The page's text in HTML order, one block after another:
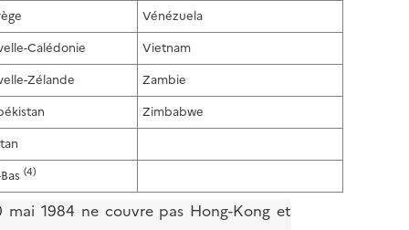
Vénézuela
Calédonie
Vietnam
Zélande
Zambie
Zimbabwe
(4)
1984 ne couvre pas Hong-Kong et